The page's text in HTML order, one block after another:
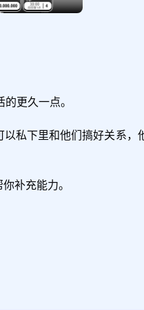
更久一点。
私下里和他们搞好关系，
补充能力。